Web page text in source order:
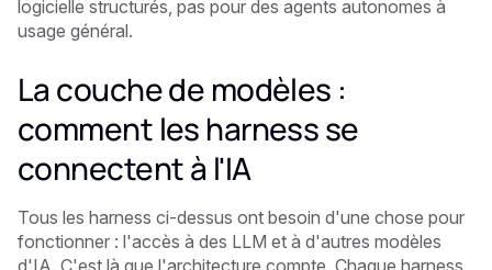
logicielle structurés, pas pour des agents autonomes à
usage général.
La couche de modèles :
comment les harness se
connectent à l'IA
Tous les harness ci-dessus ont besoin d'une chose pour
fonctionner : l'accès à des LLM et à d'autres modèles
d'IA. C'est là que l'architecture compte. Chaque harness